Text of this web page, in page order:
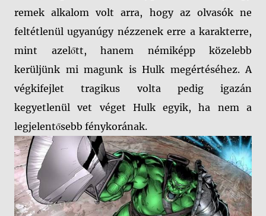
remek alkalom volt arra, hogy az olvasók ne
feltétlenül ugyanúgy nézzenek erre a karakterre,
mint azelőtt, hanem némiképp közelebb
kerüljünk mi magunk is Hulk megértéséhez. A
végkifejlet tragikus volta pedig igazán
kegyetlenül vet véget Hulk egyik, ha nem a
legjelentősebb fénykorának.